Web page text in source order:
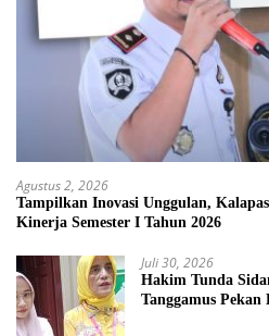
Agustus 2, 2026
Tampilkan Inovasi Unggulan,
Kinerja Semester I Tahun 2026
Juli 30, 2026
Hakim Tunda
Tanggamus Pekan